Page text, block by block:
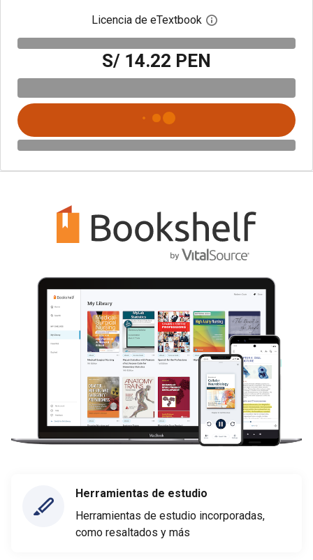
Licencia de eTextbook Abre el cuadro de
S/ 14.22 PEN
Herramientas de estudio
Herramientas de estudio incorporadas,
como resaltados y más